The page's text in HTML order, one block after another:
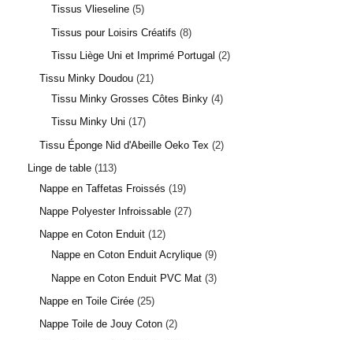
Tissus Vlieseline 5
Tissus pour Loisirs Créatifs 8
Tissu Liège Uni et Imprimé Portugal
2
Tissu Minky Doudou 21
Tissu Minky Grosses Côtes Binky 4
Tissu Minky Uni
17
Tissu Éponge Nid d'Abeille Oeko Tex
2
Linge de table 113
Nappe en Taffetas Froissés
19
Nappe Polyester Infroissable 27
Nappe en Coton Enduit 12
Nappe en Coton Enduit Acrylique 9
Nappe en Coton Enduit PVC Mat 3
Nappe en Toile Cirée 25
Nappe Toile de Jouy Coton 2